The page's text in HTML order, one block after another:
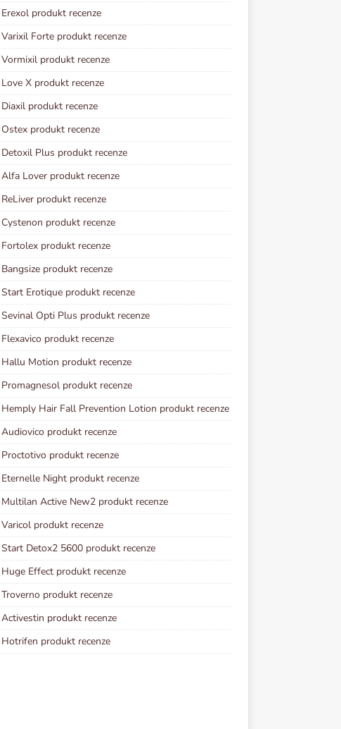
Erexol produkt recenze
Varixil Forte produkt recenze
Vormixil produkt recenze
Love X produkt recenze
Diaxil produkt recenze
Ostex produkt recenze
Detoxil Plus produkt recenze
Alfa Lover produkt recenze
ReLiver produkt recenze
Cystenon produkt recenze
Fortolex produkt recenze
Bangsize produkt recenze
Start Erotique produkt recenze
Sevinal Opti Plus produkt recenze
Flexavico produkt recenze
Hallu Motion produkt recenze
Promagnesol produkt recenze
Hemply Hair Fall Prevention Lotion produkt recenze
Audiovico produkt recenze
Proctotivo produkt recenze
Eternelle Night produkt recenze
Multilan Active New2 produkt recenze
Varicol produkt recenze
Start Detox2 5600 produkt recenze
Huge Effect produkt recenze
Troverno produkt recenze
Activestin produkt recenze
Hotrifen produkt recenze